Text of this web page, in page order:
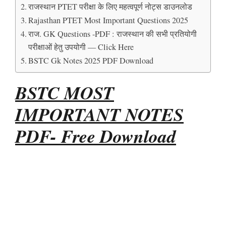
राजस्थान PTET परीक्षा के लिए महत्वपूर्ण नोट्स डाउनलोड
Rajasthan PTET Most Important Questions 2025
राज. GK Questions -PDF : राजस्थान की सभी प्रतियोगी
परीक्षाओं हेतु उपयोगी — Click Here
BSTC Gk Notes 2025 PDF Download
BSTC MOST
IMPORTANT NOTES
PDF- Free Download